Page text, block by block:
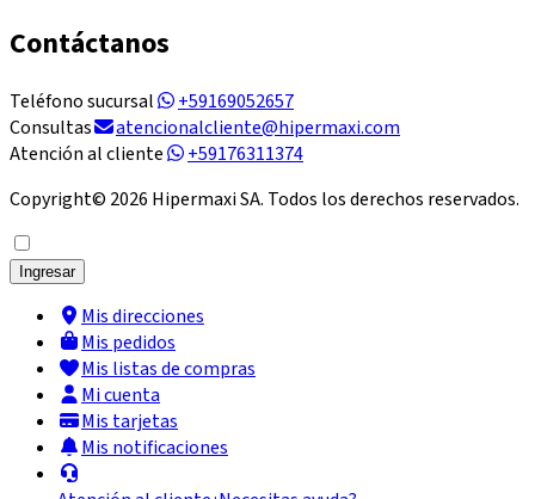
Contáctanos
Teléfono sucursal
+59169052657
Consultas
atencionalcliente@hipermaxi.com
Atención al cliente
+59176311374
Copyright© 2026 Hipermaxi SA. Todos los derechos reservados.
Ingresar
Mis direcciones
Mis pedidos
Mis listas de compras
Mi cuenta
Mis tarjetas
Mis notificaciones